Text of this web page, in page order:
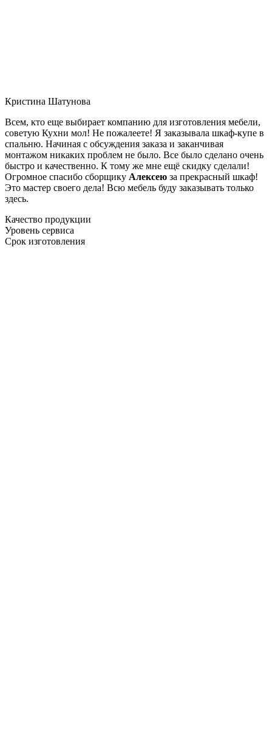
Кристина Шатунова
Всем, кто еще выбирает компанию для изготовления мебели,
советую Кухни мол! Не пожалеете! Я заказывала шкаф-купе в
спальню. Начиная с обсуждения заказа и заканчивая
монтажом никаких проблем не было. Все было сделано очень
быстро и качественно. К тому же мне ещё скидку сделали!
Огромное спасибо сборщику Алексею за прекрасный шкаф!
Это мастер своего дела! Всю мебель буду заказывать только
здесь.
Качество продукции
Уровень сервиса
Срок изготовления